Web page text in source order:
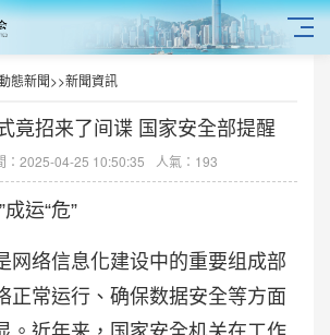
態新聞>>新聞資訊
竟招来了间谍 国家安全部提醒
：2025-04-25 10:50:35 人氣：193
运“危”
网络信息化建设中的重要组成部
正常运行、确保数据安全等方面